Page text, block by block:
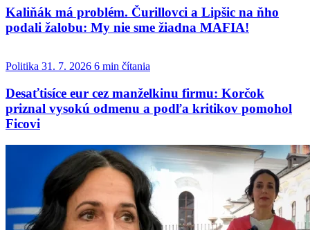
Kaliňák má problém. Čurillovci a Lipšic na ňho
podali žalobu: My nie sme žiadna MAFIA!
Politika 31. 7. 2026 6 min čítania
Desaťtisíce eur cez manželkinu firmu: Korčok
priznal vysokú odmenu a podľa kritikov pomohol
Ficovi